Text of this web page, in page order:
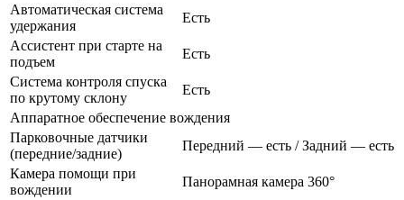
Автоматическая система
удержания
Есть
Ассистент при старте на
подъем
Есть
Система контроля спуска
по крутому склону
Есть
Аппаратное обеспечение вождения
Парковочные датчики
(передние/задние)
Передний — есть / Задний — есть
Камера помощи при
вождении
Панорамная камера 360°